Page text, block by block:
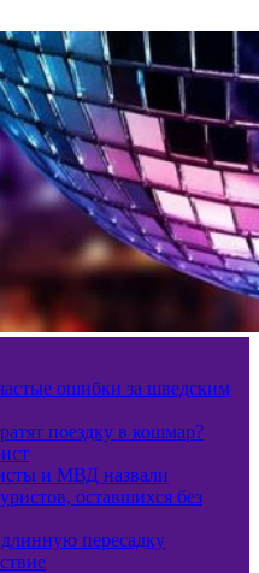
ошибки за шведским
поездку в кошмар?
и МВД назвали
оставшихся без
длинную пересадку